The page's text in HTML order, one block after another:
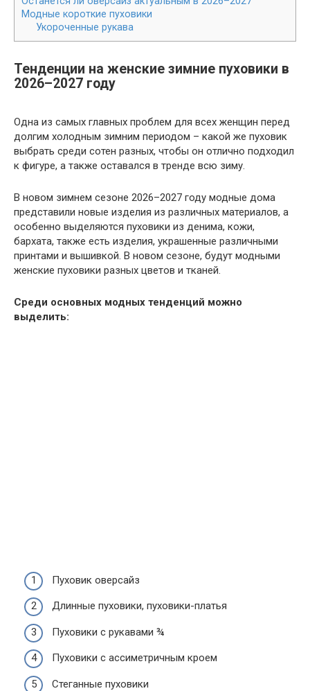
Модные короткие пуховики
Укороченные рукава
Тенденции на женские зимние пуховики в
2026–2027 году
Одна из самых главных проблем для всех женщин перед
долгим холодным зимним периодом – какой же пуховик
выбрать среди сотен разных, чтобы он отлично подходил
к фигуре, а также оставался в тренде всю зиму.
В новом зимнем сезоне 2026–2027 году модные дома
представили новые изделия из различных материалов, а
особенно выделяются пуховики из денима, кожи,
бархата, также есть изделия, украшенные различными
принтами и вышивкой. В новом сезоне, будут модными
женские пуховики разных цветов и тканей.
Среди основных модных тенденций можно
выделить:
Пуховик оверсайз
Длинные пуховики, пуховики-платья
Пуховики с рукавами ¾
Пуховики с ассиметричным кроем
Стеганные пуховики